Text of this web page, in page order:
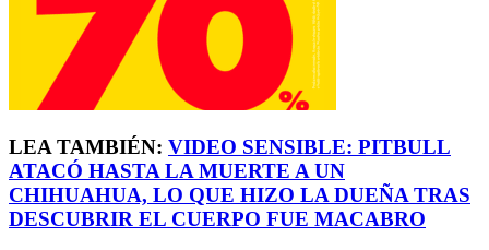
LEA TAMBIÉN: VIDEO SENSIBLE: PITBULL
ATACÓ HASTA LA MUERTE A UN
CHIHUAHUA, LO QUE HIZO LA DUEÑA TRAS
DESCUBRIR EL CUERPO FUE MACABRO